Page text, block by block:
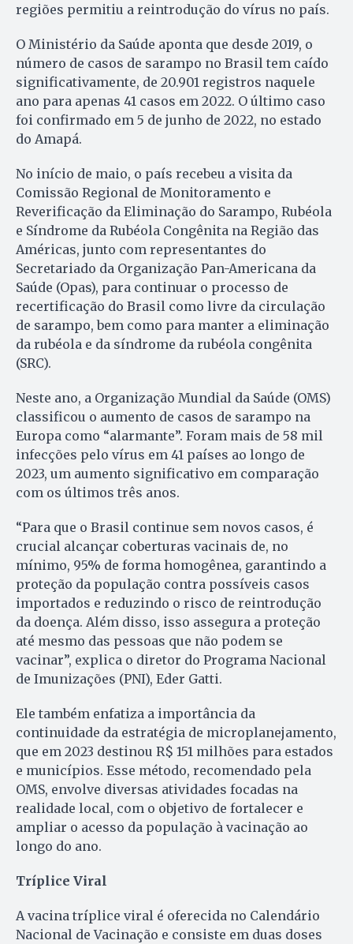
regiões permitiu a reintrodução do vírus no país.
O Ministério da Saúde aponta que desde 2019, o
número de casos de sarampo no Brasil tem caído
significativamente, de 20.901 registros naquele
ano para apenas 41 casos em 2022. O último caso
foi confirmado em 5 de junho de 2022, no estado
do Amapá.
No início de maio, o país recebeu a visita da
Comissão Regional de Monitoramento e
Reverificação da Eliminação do Sarampo, Rubéola
e Síndrome da Rubéola Congênita na Região das
Américas, junto com representantes do
Secretariado da Organização Pan-Americana da
Saúde (Opas), para continuar o processo de
recertificação do Brasil como livre da circulação
de sarampo, bem como para manter a eliminação
da rubéola e da síndrome da rubéola congênita
(SRC).
Neste ano, a Organização Mundial da Saúde (OMS)
classificou o aumento de casos de sarampo na
Europa como “alarmante”. Foram mais de 58 mil
infecções pelo vírus em 41 países ao longo de
2023, um aumento significativo em comparação
com os últimos três anos.
“Para que o Brasil continue sem novos casos, é
crucial alcançar coberturas vacinais de, no
mínimo, 95% de forma homogênea, garantindo a
proteção da população contra possíveis casos
importados e reduzindo o risco de reintrodução
da doença. Além disso, isso assegura a proteção
até mesmo das pessoas que não podem se
vacinar”, explica o diretor do Programa Nacional
de Imunizações (PNI), Eder Gatti.
Ele também enfatiza a importância da
continuidade da estratégia de microplanejamento,
que em 2023 destinou R$ 151 milhões para estados
e municípios. Esse método, recomendado pela
OMS, envolve diversas atividades focadas na
realidade local, com o objetivo de fortalecer e
ampliar o acesso da população à vacinação ao
longo do ano.
Tríplice Viral
A vacina tríplice viral é oferecida no Calendário
Nacional de Vacinação e consiste em duas doses